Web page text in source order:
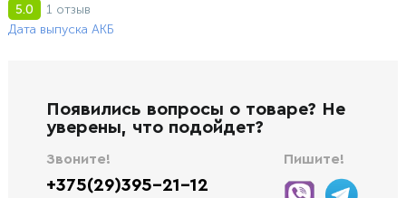
5.0
1 отзыв
Дата выпуска АКБ
Появились вопросы о товаре? Не
уверены, что подойдет?
Звоните!
+375(29)395-21-12
Пишите!